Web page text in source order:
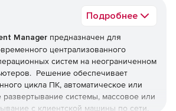
Подробнее
Manager предназначен для
централизованного
систем на неограниченном
Решение обеспечивает
цикла ПК, автоматическое или
развертывание системы, массовое или
с клиентской машины по сети,